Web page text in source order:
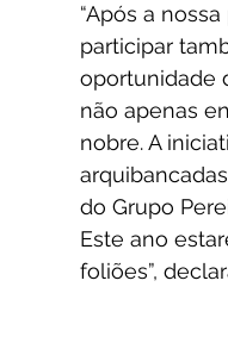
“Após a
participar
oportunidade
não apenas
nobre. A
do Grupo
Este ano
foliões”,